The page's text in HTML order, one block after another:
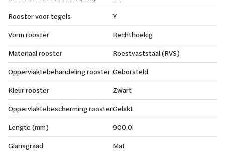
Rooster voor tegels
Y
Vorm rooster
Rechthoekig
Materiaal rooster
Roestvaststaal (RVS)
Oppervlaktebehandeling rooster Geborsteld
Kleur rooster
Zwart
Oppervlaktebescherming roosterGelakt
Lengte (mm)
900.0
Glansgraad
Mat